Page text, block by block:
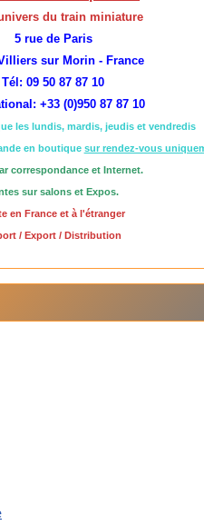
du train miniature
5 rue de Paris
sur Morin - France
Tél: 09 50 87 87 10
+33 (0)950 87 87 10
les lundis, mardis, jeudis et vendredis
en boutique sur rendez-vous
correspondance et Internet.
sur salons et Expos.
en France et à l'étranger
/ Export / Distribution